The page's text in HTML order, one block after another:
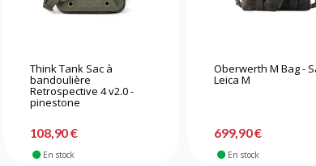
Think Tank Sac à
bandoulière
Retrospective 4 v2.0 -
pinestone
108,90 €
En stock
Oberwerth M Bag -
Leica M
699,90 €
En stock